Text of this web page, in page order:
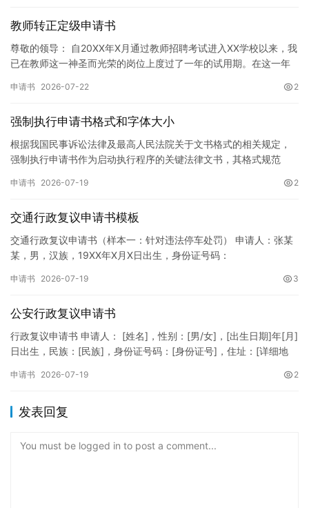
教师转正定级申请书
尊敬的领导： 自20XX年X月通过教师招聘考试进入XX学校以来，我
已在教师这一神圣而光荣的岗位上度过了一年的试用期。在这一年
申请书 2026-07-22 2
强制执行申请书格式和字体大小
根据我国民事诉讼法律及最高人民法院关于文书格式的相关规定，
强制执行申请书作为启动执行程序的关键法律文书，其格式规范
纸张与…
申请书 2026-07-19 2
交通行政复议申请书模板
交通行政复议申请书（样本一：针对违法停车处罚） 申请人：张某
某，男，汉族，19XX年X月X日出生，身份证号码：
申请书 2026-07-19 3
公安行政复议申请书
行政复议申请书 申请人： [姓名]，性别：[男/女]，[出生日期]年[月]
日出生，民族：[民族]，身份证号码：[身份证号]，住址：[详细地
申请书 2026-07-19 2
发表回复
You must be logged in to post a comment...